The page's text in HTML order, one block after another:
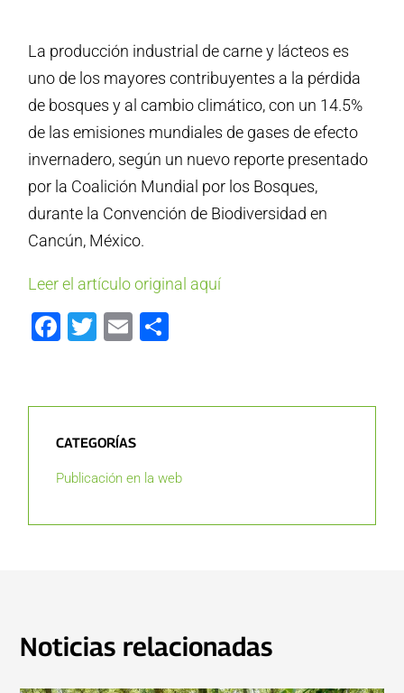
La producción industrial de carne y lácteos es
uno de los mayores contribuyentes a la pérdida
de bosques y al cambio climático, con un 14.5%
de las emisiones mundiales de gases de efecto
invernadero, según un nuevo reporte presentado
por la Coalición Mundial por los Bosques,
durante la Convención de Biodiversidad en
Cancún, México.
Leer el artículo original aquí
Facebook
Twitter
Email
CATEGORÍAS
Publicación en la web
Noticias relacionadas